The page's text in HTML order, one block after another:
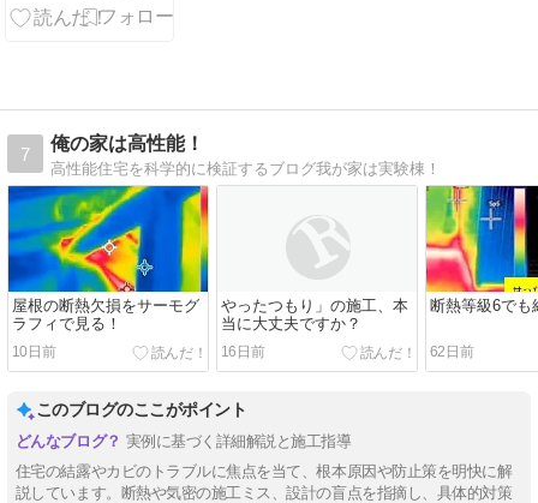
凍保存
7
俺の家は高性能！
高性能住宅を科学的に検証するブログ我が家は実験棟！
屋根の断熱欠損をサーモグ
ラフィで見る！
10日前
やったつもり」の施工、本
当に大丈夫ですか？
16日前
断熱等級6でも
62日前
このブログのここがポイント
実例に基づく詳細解説と施工指導
住宅の結露やカビのトラブルに焦点を当て、根本原因や防止策を明快に解
説しています。断熱や気密の施工ミス、設計の盲点を指摘し、具体的対策